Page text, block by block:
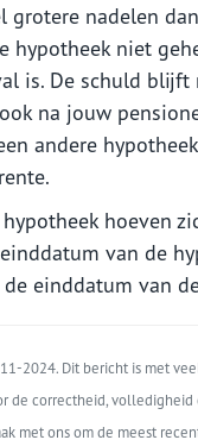
grotere nadelen
hypotheek niet
is. De schuld
na jouw
andere
hoeven
van de
einddatum van
2024. Dit bericht is met
de correctheid,
met ons om de meest